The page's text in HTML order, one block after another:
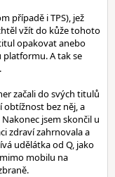
případě i TPS), jež
vžít do kůže tohoto
opakovat anebo
A tak se
začali do svých titulů
obtížnost bez něj, a
jsem skončil u
zdraví zahrnovala a
udělátka od Q, jako
mobilu na